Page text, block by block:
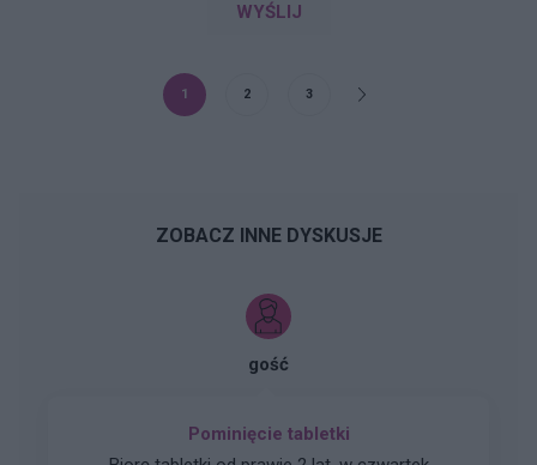
WYŚLIJ
1 2 3
ZOBACZ INNE DYSKUSJE
gość
Pominięcie tabletki